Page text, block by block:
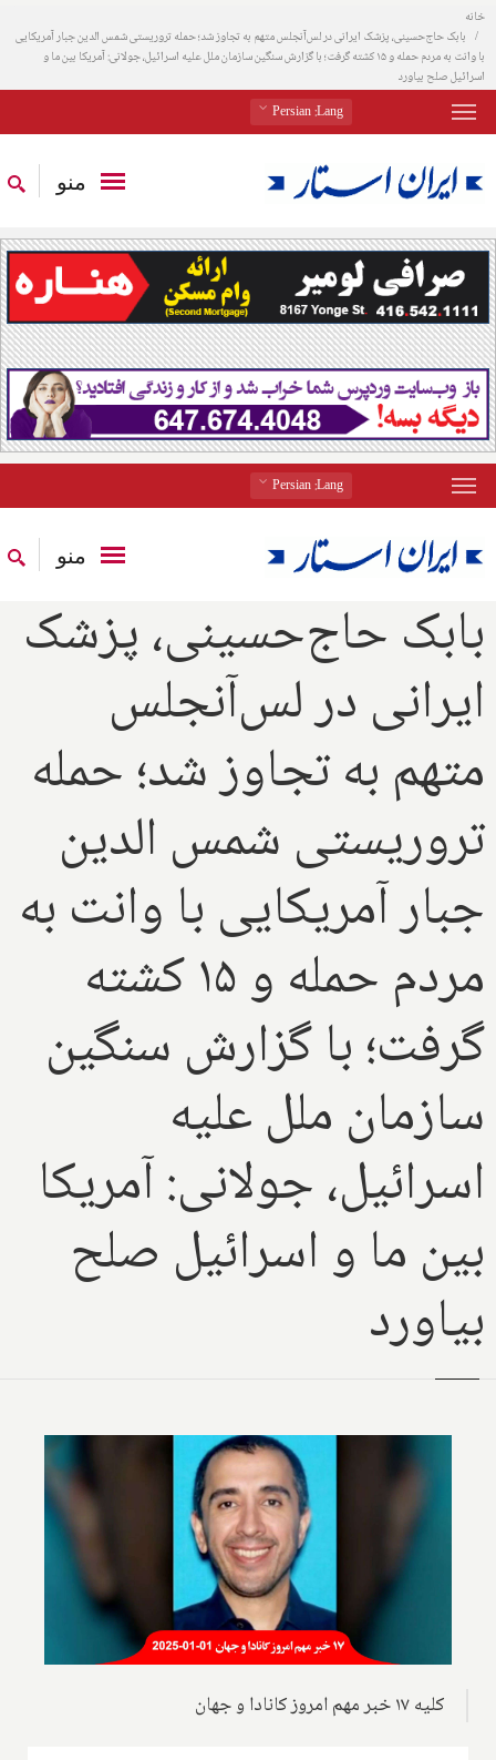
خانه
بابک حاج‌حسینی، پزشک ایرانی در لس‌آنجلس متهم به تجاوز شد؛ حمله تروریستی شمس الدین جبار آمریکایی
با وانت به مردم حمله و ۱۵ کشته گرفت؛ با گزارش سنگین سازمان ملل علیه اسرائیل، جولانی: آمریکا بین ما و
اسرائیل صلح بیاورد
Lang
: Persian
منو
Lang
: Persian
منو
بابک حاج‌حسینی، پزشک
ایرانی در لس‌آنجلس
متهم به تجاوز شد؛ حمله
تروریستی شمس الدین
جبار آمریکایی با وانت به
مردم حمله و ۱۵ کشته
گرفت؛ با گزارش سنگین
سازمان ملل علیه
اسرائیل، جولانی: آمریکا
بین ما و اسرائیل صلح
بیاورد
کلیه ۱۷ خبر مهم امروز کانادا و جهان